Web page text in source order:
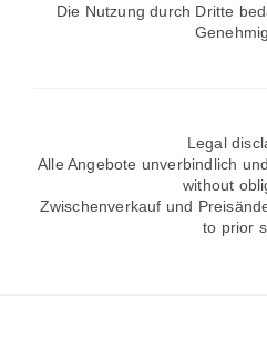
Die Nutzung durch Dritte
Legal
Alle Angebote unverbindlich
without
Zwischenverkauf und
to prior